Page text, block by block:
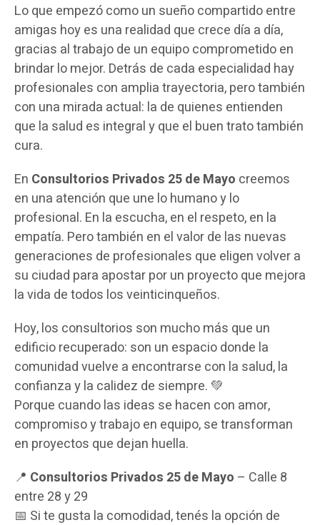
Lo que empezó como un sueño compartido entre
amigas hoy es una realidad que crece día a día,
gracias al trabajo de un equipo comprometido en
brindar lo mejor. Detrás de cada especialidad hay
profesionales con amplia trayectoria, pero también
con una mirada actual: la de quienes entienden
que la salud es integral y que el buen trato también
cura.
En Consultorios Privados 25 de Mayo creemos
en una atención que une lo humano y lo
profesional. En la escucha, en el respeto, en la
empatía. Pero también en el valor de las nuevas
generaciones de profesionales que eligen volver a
su ciudad para apostar por un proyecto que mejora
la vida de todos los veinticinqueños.
Hoy, los consultorios son mucho más que un
edificio recuperado: son un espacio donde la
comunidad vuelve a encontrarse con la salud, la
confianza y la calidez de siempre. 💚
Porque cuando las ideas se hacen con amor,
compromiso y trabajo en equipo, se transforman
en proyectos que dejan huella.
📍 Consultorios Privados 25 de Mayo – Calle 8
entre 28 y 29
📅 Si te gusta la comodidad, tenés la opción de